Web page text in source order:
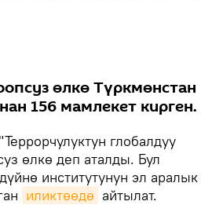
өлкө Түркмөнстан
156 мамлекет кирген.
глобалдуу
өлкө деп аталды. Бул
институтунун эл аралык
иликтөөдө айтылат.